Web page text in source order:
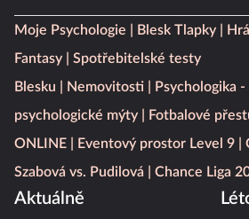
Moje Psychologie Blesk Tlapky
Fantasy
Spotřebitelské testy
Blesku
Nemovitosti
Psychologika
psychologické mýty
Fotbalové
ONLINE
Eventový prostor Level 9
Szabová vs. Pudilová
Chance Liga
Aktuálně